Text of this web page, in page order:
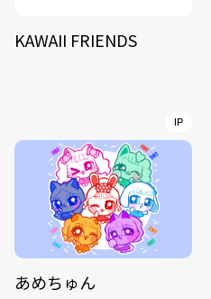
KAWAII FRIENDS
IP
あめちゅん